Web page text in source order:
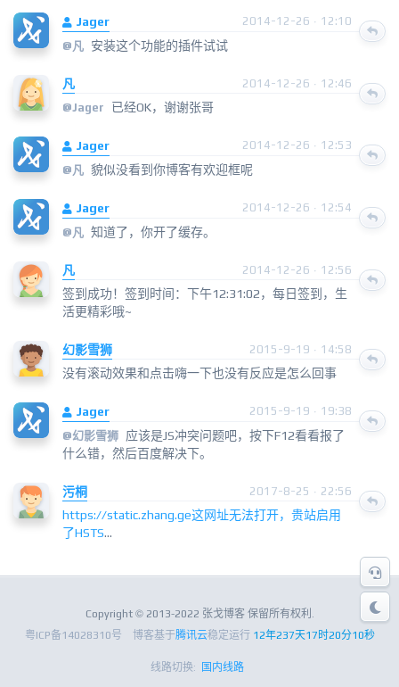
Jager
2014-12-26 · 12:10
@ 凡 安装这个功能的插件试试
凡
2014-12-26 · 12:46
@Jager 已经OK，谢谢张哥
Jager
2014-12-26 · 12:53
@ 凡 貌似没看到你博客有欢迎框呢
Jager
2014-12-26 · 12:54
@ 凡 知道了，你开了缓存。
凡 2014-12-26 · 12:56
签到成功！签到时间：下午12:31:02，每日签到，生
活更精彩哦~
幻影雪狮 2015-9-19 · 14:58
没有滚动效果和点击嗨一下也没有反应是怎么回事
Jager
2015-9-19 · 19:38
@幻影雪狮 应该是JS冲突问题吧，按下F12看看报了
什么错，然后百度解决下。
污桐 2017-8-25 · 22:56
https://static.zhang.ge这网址无法打开，贵站启用
了HSTS...
Copyright © 2013-2022 张戈博客 保留所有权利.
粤ICP备14028310号
博客基于腾讯云稳定运行 12年237天17时20分11秒
线路切换: 国内线路